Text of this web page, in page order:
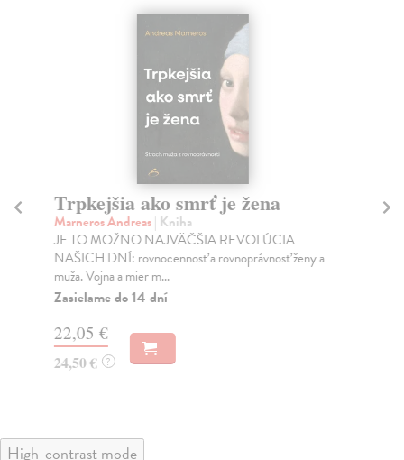
Trpkejšia ako smrť je žena
Marneros Andreas| Kniha
JE TO MOŽNO NAJVÄČŠIA REVOLÚCIA
NAŠICH DNÍ: rovnocennosť a rovnoprávnosť ženy a
muža. Vojna a mier m...
Zasielame do 14 dní
22,05 €
24,50 € ?
High-contrast mode